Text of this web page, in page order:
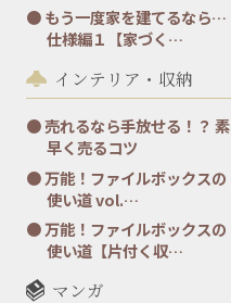
もう一度家を建てるなら…
仕様編１【家づく…
インテリア・収納
売れるなら手放せる！？ 素
早く売るコツ
万能！ファイルボックスの
使い道 vol.…
万能！ファイルボックスの
使い道【片付く収…
マンガ